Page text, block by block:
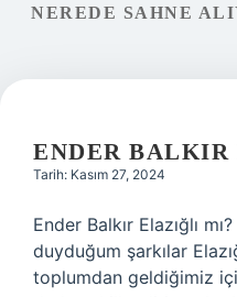
Hakkımızda
NEREDE SAHNE
ENDER
Tarih: Kasım 27, 2024
Ender Balkır Elazığlı
duyduğum şarkılar
toplumdan geldiğimiz